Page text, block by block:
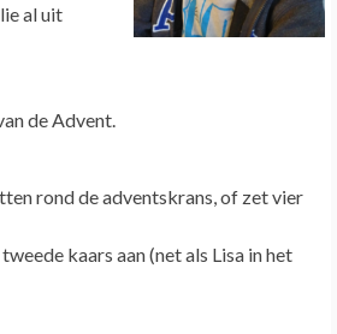
al uit
de Advent.
rond de adventskrans, of zet vier
kaars aan (net als Lisa in het